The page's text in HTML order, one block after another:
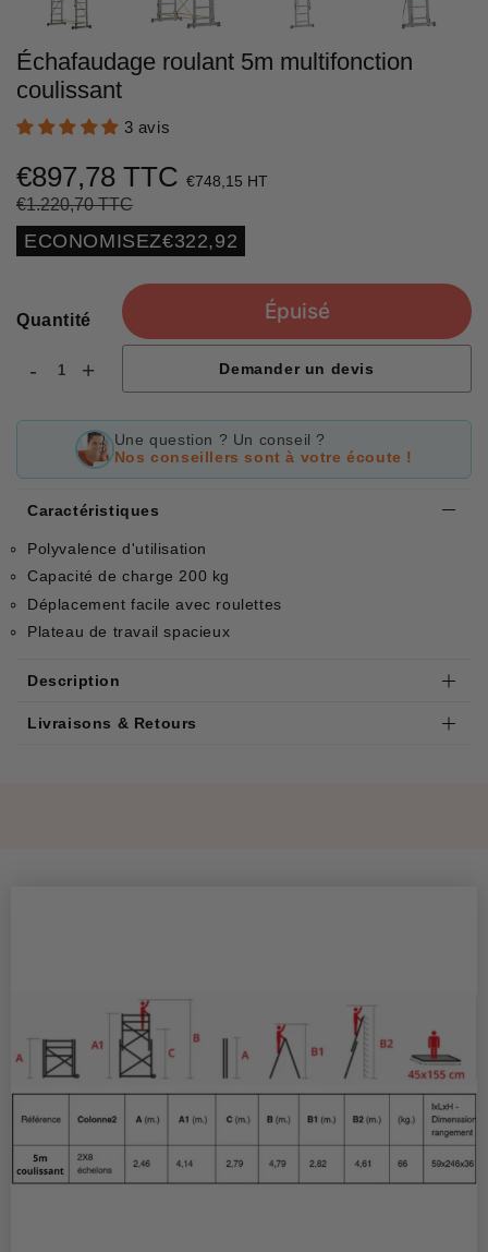
Échafaudage roulant 5m multifonction
coulissant
3 avis
€897,78 TTC €748,15 HT
€1.220,70 TTC
régulier
réduit
Unit
price
ECONOMISEZ€322,92
Quantité
- +
Épuisé
Demander un devis
Une question ? Un conseil ?
Nos conseillers sont à votre écoute !
Caractéristiques
Polyvalence d'utilisation
Capacité de charge 200 kg
Déplacement facile avec roulettes
Plateau de travail spacieux
Description
Livraisons & Retours